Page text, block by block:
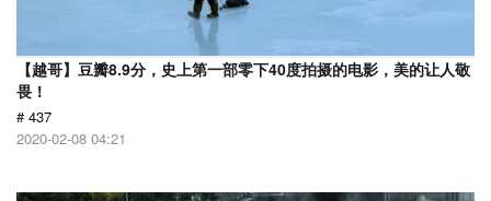
【越哥】豆瓣8.9分，史上第一部零下40度拍摄的电影，美的让人敬
畏！
# 437
2020-02-08 04:21